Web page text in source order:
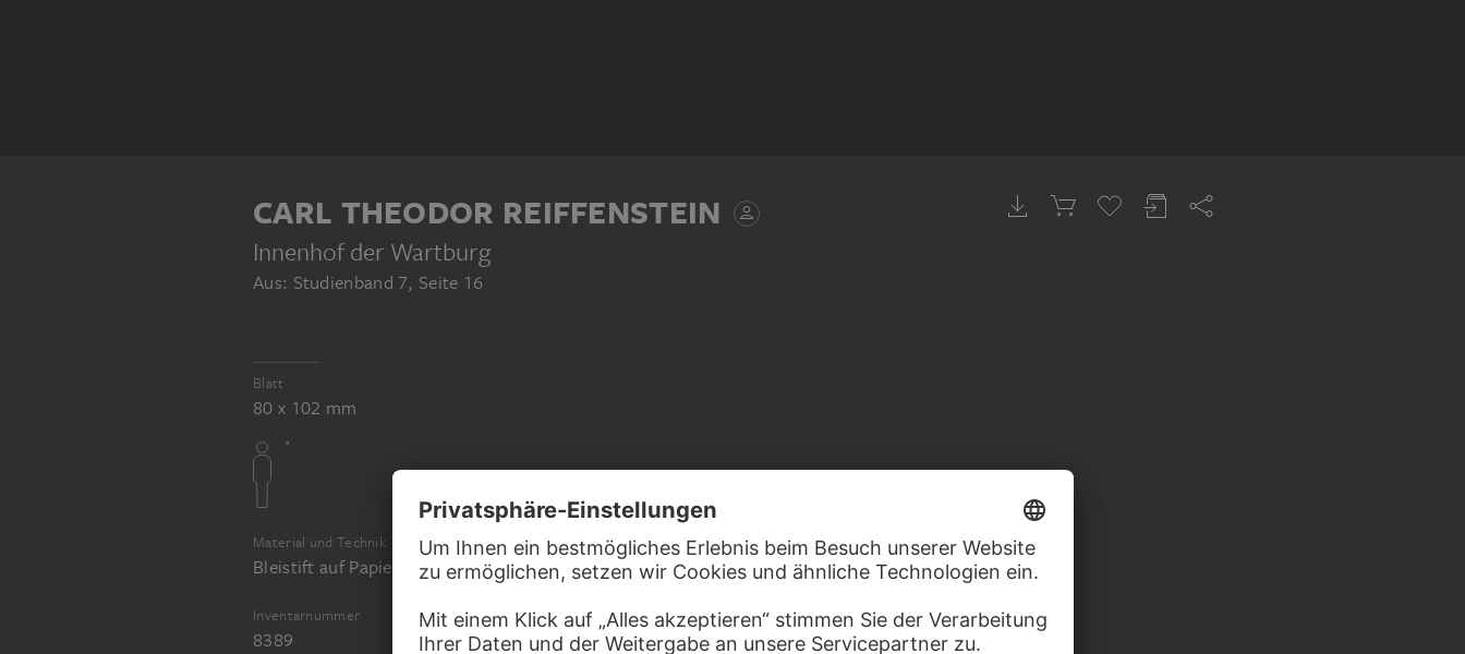
CARL THEODOR REIFFENSTEIN
Innenhof der Wartburg
Aus: Studienband 7, Seite 16
Blatt
80 x 102 mm
Material und Technik
Bleistift auf Papier
Inventarnummer
8389